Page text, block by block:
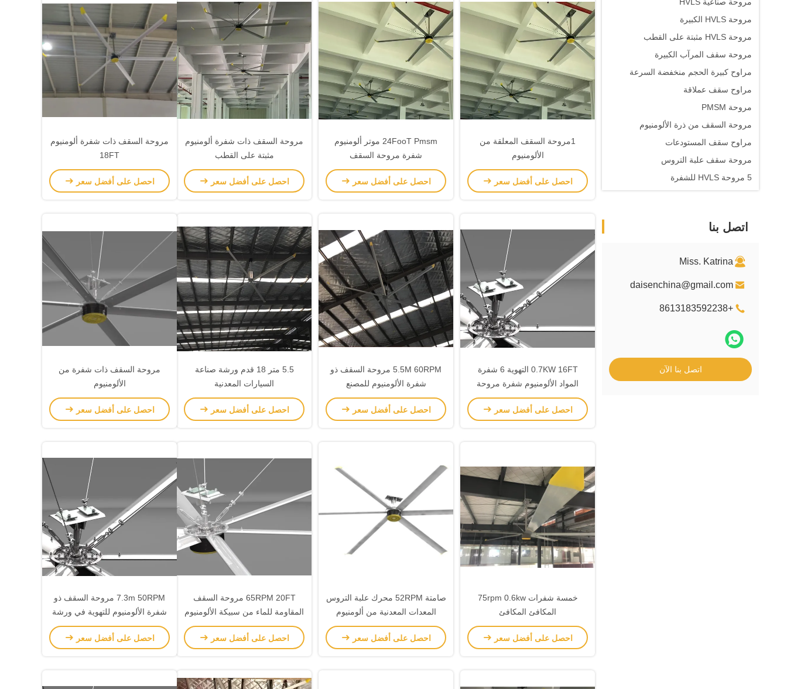
مروحة HVLS الكبيرة
مروحة HVLS مثبتة على القطب
مروحة سقف المرآب الكبيرة
مراوح كبيرة الحجم منخفضة السرعة
مراوح سقف عملاقة
مروحة PMSM
مروحة السقف من ذرة الألومنيوم
مراوح سقف المستودعات
مروحة سقف علبة التروس
5 مروحة HVLS للشفرة
اتصل بنا
Miss. Katrina
daisenchina@gmail.com
+8613183592238
اتصل بنا الآن
1مروحة السقف المعلقة من
الألومنيوم
احصل على أفضل سعر
24FooT Pmsm موتر ألومنيوم
شفرة مروحة السقف
احصل على أفضل سعر
مروحة السقف ذات شفرة ألومنيوم
مثبتة على القطب
احصل على أفضل سعر
مروحة السقف ذات شفرة ألومنيوم
18FT
احصل على أفضل سعر
0.7KW 16FT التهوية 6 شفرة
المواد الألومنيوم شفرة مروحة
السقف
احصل على أفضل سعر
5.5M 60RPM مروحة السقف ذو
شفرة الألومنيوم للمصنع
احصل على أفضل سعر
5.5 متر 18 قدم ورشة صناعة
السيارات المعدنية
احصل على أفضل سعر
مروحة السقف ذات شفرة من
الألومنيوم
احصل على أفضل سعر
خمسة شفرات 75rpm 0.6kw
المكافئ المكافئ
احصل على أفضل سعر
صامتة 52RPM محرك علبة التروس
المعدات المعدنية من ألومنيوم
شفرة مروحة السقف
احصل على أفضل سعر
65RPM 20FT مروحة السقف
المقاومة للماء من سبيكة الألومنيوم
احصل على أفضل سعر
7.3m 50RPM مروحة السقف ذو
شفرة الألومنيوم للتهوية في ورشة
العمل
احصل على أفضل سعر